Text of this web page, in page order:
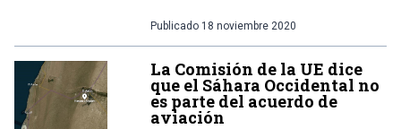
Publicado 18 noviembre 2020
La Comisión de la UE dice
que el Sáhara Occidental no
es parte del acuerdo de
aviación